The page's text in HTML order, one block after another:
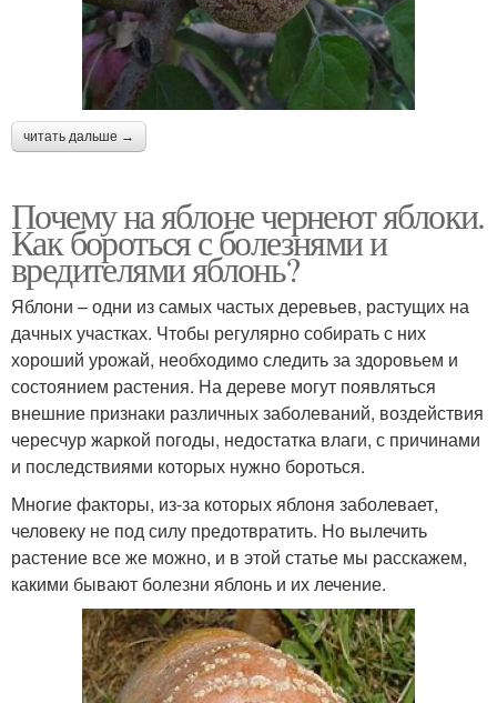
читать дальше →
Почему на яблоне чернеют яблоки.
Как бороться с болезнями и
вредителями яблонь?
Яблони – одни из самых частых деревьев, растущих на
дачных участках. Чтобы регулярно собирать с них
хороший урожай, необходимо следить за здоровьем и
состоянием растения. На дереве могут появляться
внешние признаки различных заболеваний, воздействия
чересчур жаркой погоды, недостатка влаги, с причинами
и последствиями которых нужно бороться.
Многие факторы, из-за которых яблоня заболевает,
человеку не под силу предотвратить. Но вылечить
растение все же можно, и в этой статье мы расскажем,
какими бывают болезни яблонь и их лечение.